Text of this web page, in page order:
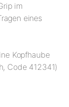
im
eines
Kopfhaube
Code 412341)